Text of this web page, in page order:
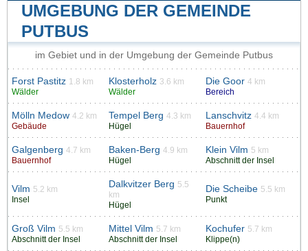
UMGEBUNG DER GEMEINDE
PUTBUS
im Gebiet und in der Umgebung der Gemeinde Putbus
Forst Pastitz 1.8 km
Wälder
Klosterholz 3.6 km
Wälder
Die Goor 4 km
Bereich
Mölln Medow 4.2 km
Gebäude
Tempel Berg 4.3 km
Hügel
Lanschvitz 4.4 km
Bauernhof
Galgenberg 4.7 km
Bauernhof
Baken-Berg 4.9 km
Hügel
Klein Vilm 5 km
Abschnitt der Insel
Vilm 5.2 km
Insel
Dalkvitzer Berg 5.5
km
Hügel
Die Scheibe 5.5 km
Punkt
Groß Vilm 5.5 km
Abschnitt der Insel
Mittel Vilm 5.7 km
Abschnitt der Insel
Kochufer 5.7 km
Klippe(n)